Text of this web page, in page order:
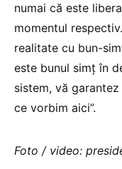
numai că este
momentul
realitate cu bun-
este bunul simț în
sistem, vă
ce vorbim aici”.
Foto / video: